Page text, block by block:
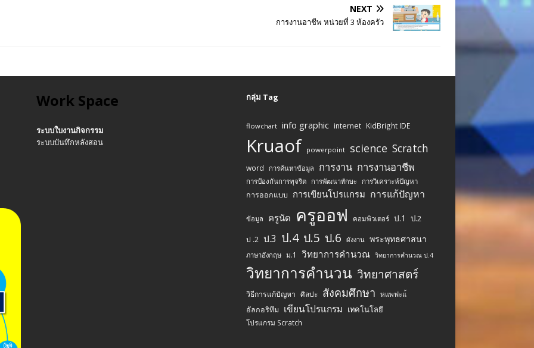
NEXT
การงานอาชีพ หน่วยที่ 3 ห้องครัว
Work Space
ระบบใบงานกิจกรรม
ระบบบันทึกหลังสอน
กลุ่ม Tag
flowchart info graphic internet KidBright IDE
Kruaof powerpoint science Scratch
word การค้นหาข้อมูล การงาน การงานอาชีพ
การป้องกันการทุจริต การพัฒนาทักษะ การวิเคราะห์ปัญหา
การออกแบบ การเขียนโปรแกรม การแก้ปัญหา
ข้อมูล ครูนัด ครูออฟ คอมพิวเตอร์ ป.1 ป.2
ป .2 ป.3 ป.4 ป.5 ป.6 ผังงาน พระพุทธศาสนา
ภาษาอังกฤษ ม.1 วิทยาการคำนวณ วิทยาการคำนวณ ป.4
วิทยาการคำนวน วิทยาศาสตร์
วิธีการแก้ปัญหา ศิลปะ สังคมศึกษา หแพฟะแ้
อัลกอริทึม เขียนโปรแกรม เทคโนโลยี
โปรแกรม Scratch